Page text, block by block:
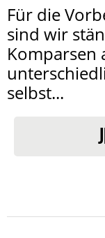
Für die
sind wir
Komparsen
selbst...